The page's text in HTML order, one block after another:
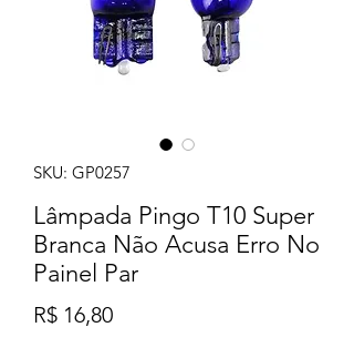
SKU: GP0257
Lâmpada Pingo T10 Super
Branca Não Acusa Erro No
Painel Par
R$ 16,80Preço